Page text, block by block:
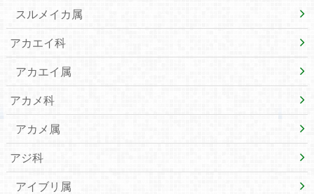
スルメイカ属
アカエイ科
アカエイ属
アカメ科
アカメ属
アジ科
アイブリ属